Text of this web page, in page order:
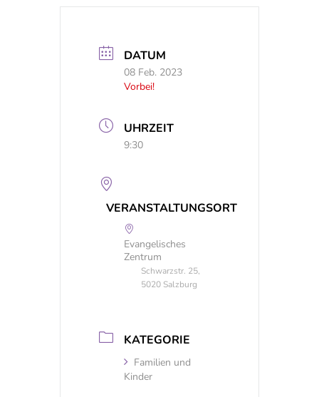
DATUM
08 Feb. 2023
Vorbei!
UHRZEIT
9:30
VERANSTALTUNGSORT
Evangelisches
Zentrum
Schwarzstr. 25,
5020 Salzburg
KATEGORIE
Familien und
Kinder